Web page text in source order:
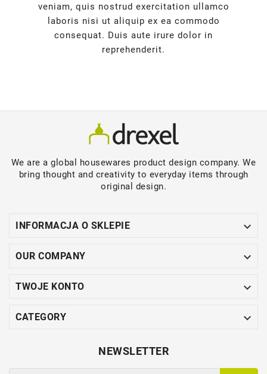
veniam, quis nostrud exercitation ullamco
laboris nisi ut aliquip ex ea commodo
consequat. Duis aute irure dolor in
reprehenderit.
We are a global housewares product design company. We
bring thought and creativity to everyday items through
original design.
INFORMACJA O SKLEPIE 
OUR COMPANY 
TWOJE KONTO 
CATEGORY 
NEWSLETTER